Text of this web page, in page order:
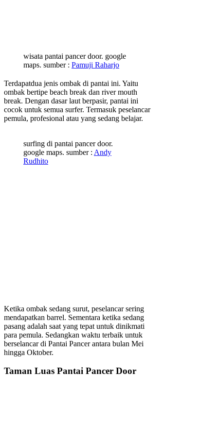
wisata pantai pancer door. google
maps. sumber : Pamuji Raharjo
Terdapatdua jenis ombak di pantai ini. Yaitu
ombak bertipe beach break dan river mouth
break. Dengan dasar laut berpasir, pantai ini
cocok untuk semua surfer. Termasuk peselancar
pemula, profesional atau yang sedang belajar.
surfing di pantai pancer door.
google maps. sumber : Andy
Rudhito
Ketika ombak sedang surut, peselancar sering
mendapatkan barrel. Sementara ketika sedang
pasang adalah saat yang tepat untuk dinikmati
para pemula. Sedangkan waktu terbaik untuk
berselancar di Pantai Pancer antara bulan Mei
hingga Oktober.
Taman Luas Pantai Pancer Door